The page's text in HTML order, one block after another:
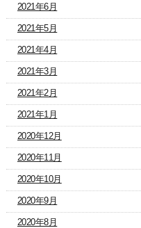
2021年6月
2021年5月
2021年4月
2021年3月
2021年2月
2021年1月
2020年12月
2020年11月
2020年10月
2020年9月
2020年8月